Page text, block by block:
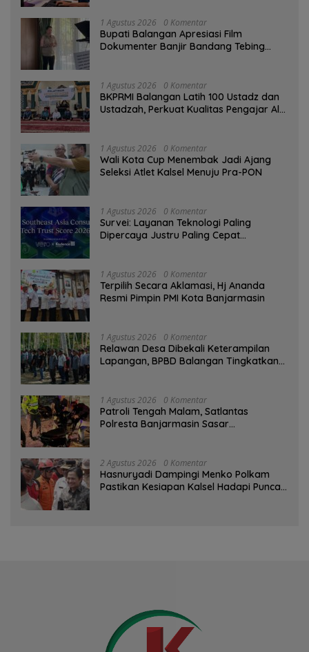
1 Agustus 2026 0 Komentar
Bupati Balangan Apresiasi Film
Dokumenter Banjir Bandang Tebing
1 Agustus 2026 0 Komentar
BKPRMI Balangan Latih 100 Ustadz dan
Ustadzah, Perkuat Kualitas Pengajar Al-
1 Agustus 2026 0 Komentar
Wali Kota Cup Menembak Jadi Ajang
Seleksi Atlet Kalsel Menuju Pra-PON
1 Agustus 2026 0 Komentar
Survei: Layanan Teknologi Paling
Dipercaya Justru Paling Cepat
1 Agustus 2026 0 Komentar
‎Terpilih Secara Aklamasi, Hj Ananda
Resmi Pimpin PMI Kota Banjarmasin
1 Agustus 2026 0 Komentar
Relawan Desa Dibekali Keterampilan
Lapangan, BPBD Balangan Tingkatkan
1 Agustus 2026 0 Komentar
Patroli Tengah Malam, Satlantas
Polresta Banjarmasin Sasar
2 Agustus 2026 0 Komentar
Hasnuryadi Dampingi Menko Polkam
Pastikan Kesiapan Kalsel Hadapi Puncak